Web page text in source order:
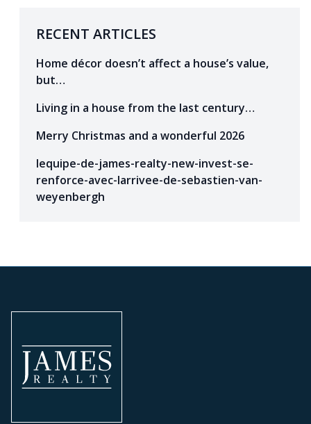
RECENT ARTICLES
Home décor doesn’t affect a house’s value,
but…
Living in a house from the last century…
Merry Christmas and a wonderful 2026
lequipe-de-james-realty-new-invest-se-
renforce-avec-larrivee-de-sebastien-van-
weyenbergh